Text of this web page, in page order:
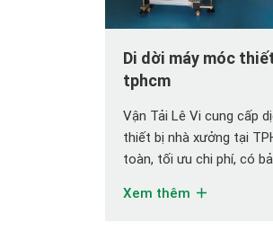
Di dời máy móc
tphcm
Vận Tải Lê Vi cung cấp
thiết bị nhà xưởng tại
toàn, tối ưu chi phí, có
khi chọn đơn vị trọn gói
Xem thêm